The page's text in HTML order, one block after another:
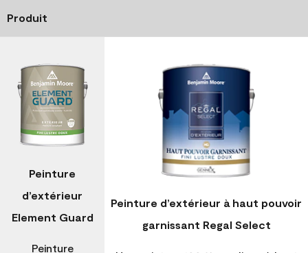
Produit
Peinture
d’extérieur
Element Guard
Peinture
Peinture d’extérieur à haut pouvoir
garnissant Regal Select